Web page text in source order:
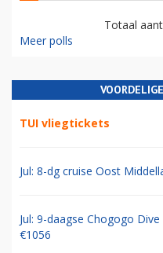
Totaal
Meer polls
TUI vliegtickets
Jul: 8-dg cruise Oost
Jul: 9-daagse Chogogo
€1056